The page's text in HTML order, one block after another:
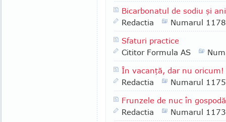
Bicarbonatul de sodiu şi
Redactia
Numarul 1178
Sfaturi practice
Cititor Formula AS
În vacanţă, dar nu oricum!
Redactia
Numarul 1175
Frunzele de nuc în
Redactia
Numarul 1173